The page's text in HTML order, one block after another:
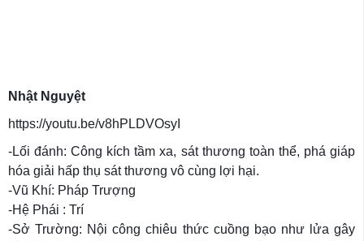
Nhật Nguyệt
https://youtu.be/v8hPLDVOsyI
-Lối đánh: Công kích tầm xa, sát thương toàn thể, phá giáp
hóa giải hấp thụ sát thương vô cùng lợi hại.
-Vũ Khí: Pháp Trượng
-Hệ Phái : Trí
-Sở Trường: Nội công chiêu thức cuồng bạo như lửa gây